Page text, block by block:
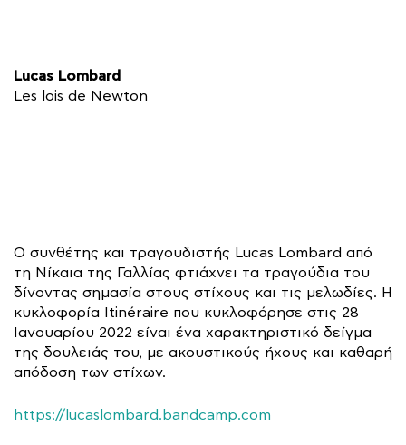
Lucas Lombard
Les lois de Newton
Ο συνθέτης και τραγουδιστής Lucas Lombard από
τη Νίκαια της Γαλλίας φτιάχνει τα τραγούδια του
δίνοντας σημασία στους στίχους και τις μελωδίες. Η
κυκλοφορία Itinéraire που κυκλοφόρησε στις 28
Ιανουαρίου 2022 είναι ένα χαρακτηριστικό δείγμα
της δουλειάς του, με ακουστικούς ήχους και καθαρή
απόδοση των στίχων.
https://lucaslombard.bandcamp.com